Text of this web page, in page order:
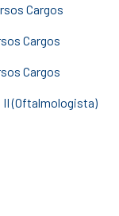
Cargos
Cargos
Cargos
II (Oftalmologista)